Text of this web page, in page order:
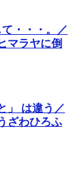
・・・。／
マラヤに倒
」 は違う／
ざわひろふ